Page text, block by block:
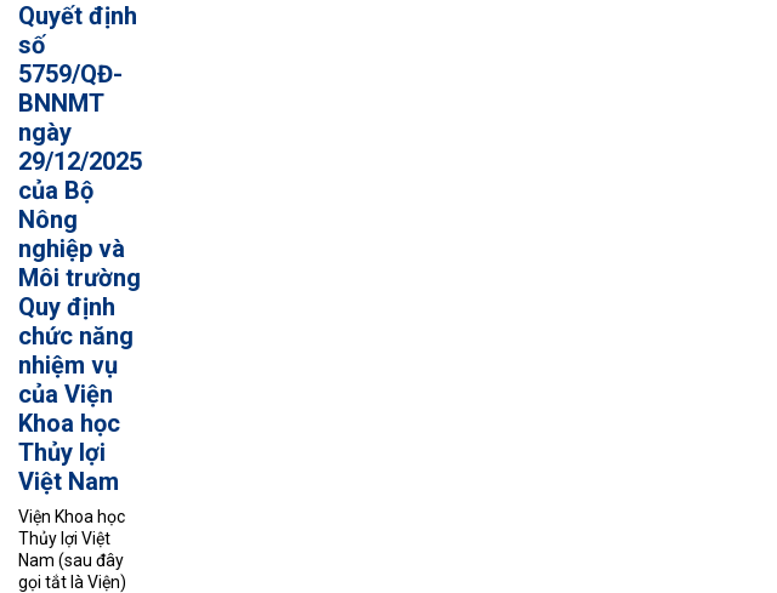
Quyết định
số
5759/QĐ-
BNNMT
ngày
29/12/2025
của Bộ
Nông
nghiệp và
Môi trường
Quy định
chức năng
nhiệm vụ
của Viện
Khoa học
Thủy lợi
Việt Nam
Viện Khoa học
Thủy lợi Việt
Nam (sau đây
gọi tắt là Viện)